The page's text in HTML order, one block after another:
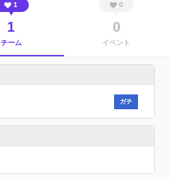
1
1
チーム
0
0
イベント
ガチ